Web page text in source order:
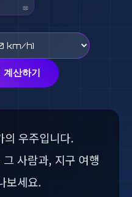
계산하기
의 우주입니다.
사람과, 지구 여행
보세요.